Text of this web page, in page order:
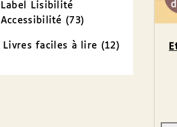
Label Lisibilité
Accessibilité (73)
Livres faciles à lire (12)